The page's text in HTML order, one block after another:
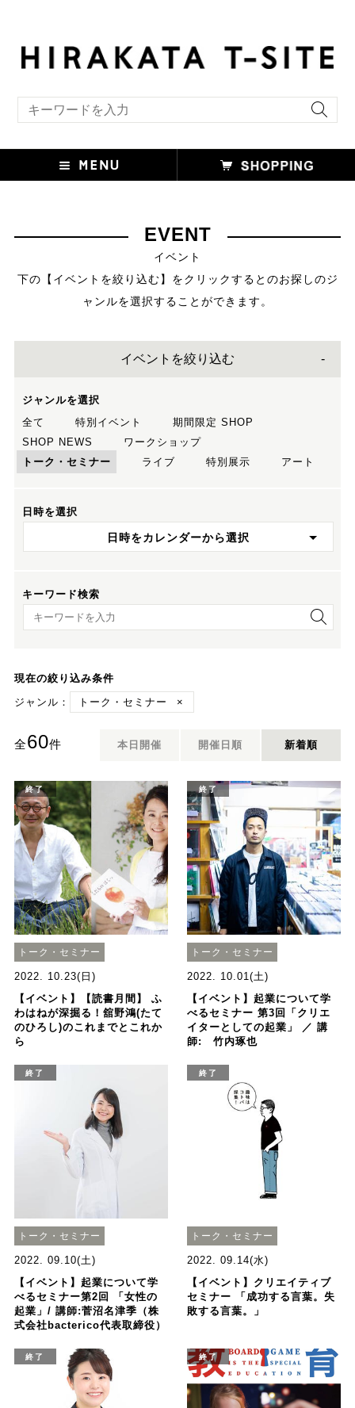
EVENT
イベント
下の【イベントを絞り込む】をクリックするとのお探しのジ
ャンルを選択することができます。
イベントを絞り込む
ジャンルを選択
全て
特別イベント
期間限定 SHOP
SHOP NEWS
ワークショップ
トーク・セミナー
ライブ 特別展示 アート
日時を選択
日時をカレンダーから選択
キーワード検索
キーワード検索
現在の絞り込み条件
ジャンル：
トーク・セミナー ×
全60件 本日開催 開催日順 新着順
終了
トーク・セミナー
2022. 10.23(日)
【イベント】【読書月間】 ふ
わはねが深掘る！舘野鴻(たて
のひろし)のこれまでとこれか
ら
終了
トーク・セミナー
2022. 10.01(土)
【イベント】起業について学
べるセミナー 第3回「クリエ
イターとしての起業」 ／ 講
師: 竹内琢也
終了
トーク・セミナー
2022. 09.10(土)
【イベント】起業について学
べるセミナー第2回 「女性の
起業」/ 講師:菅沼名津季（株
式会社bacterico代表取締役）
終了
トーク・セミナー
2022. 09.14(水)
【イベント】クリエイティブ
セミナー 「成功する言葉。失
敗する言葉。」
終了 終了